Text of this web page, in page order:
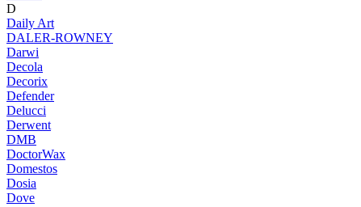
D
Daily Art
DALER-ROWNEY
Darwi
Decola
Decorix
Defender
Delucci
Derwent
DMB
DoctorWax
Domestos
Dosia
Dove